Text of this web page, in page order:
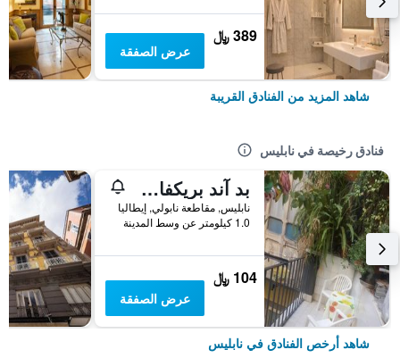
389 ﷼
عرض الصفقة
شاهد المزيد من الفنادق القريبة
فنادق رخيصة في نابليس
بد آند بريكفاست ميراجليا
نابليس, مقاطعة نابولي, إيطاليا
1.0 كيلومتر عن وسط المدينة
104 ﷼
عرض الصفقة
شاهد أرخص الفنادق في نابليس